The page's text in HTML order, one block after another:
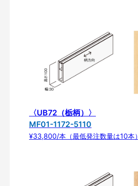
〈UB72（栃柄）〉
MF01-1172-5110
¥33,800/本（最低発注数量は10本）